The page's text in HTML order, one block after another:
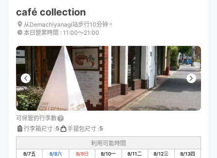
the
keyboard
shortcuts
for
changing
dates.
the
keyboard
shortcuts
for
changing
dates.
café collection
从Demachiyanagi站步行10分钟。
本日營業時間 : 11:00〜21:00
可保管的行李數
行李箱尺寸 :5 手提包尺寸 :5
利用可能時間
8/7五 8/8六 8/9日 8/10一 8/11二 8/12三 8/13四